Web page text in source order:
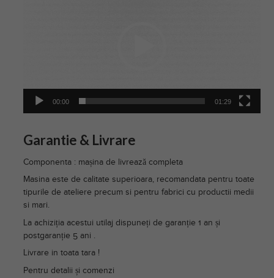
00:00 01:29
Garantie & Livrare
Componenta : mașina de livrează completa
Masina este de calitate superioara, recomandata pentru toate
tipurile de ateliere precum si pentru fabrici cu productii medii
si mari.
La achiziția acestui utilaj dispuneți de garanție 1 an și
postgaranție 5 ani .
Livrare in toata tara !
Pentru detalii și comenzi